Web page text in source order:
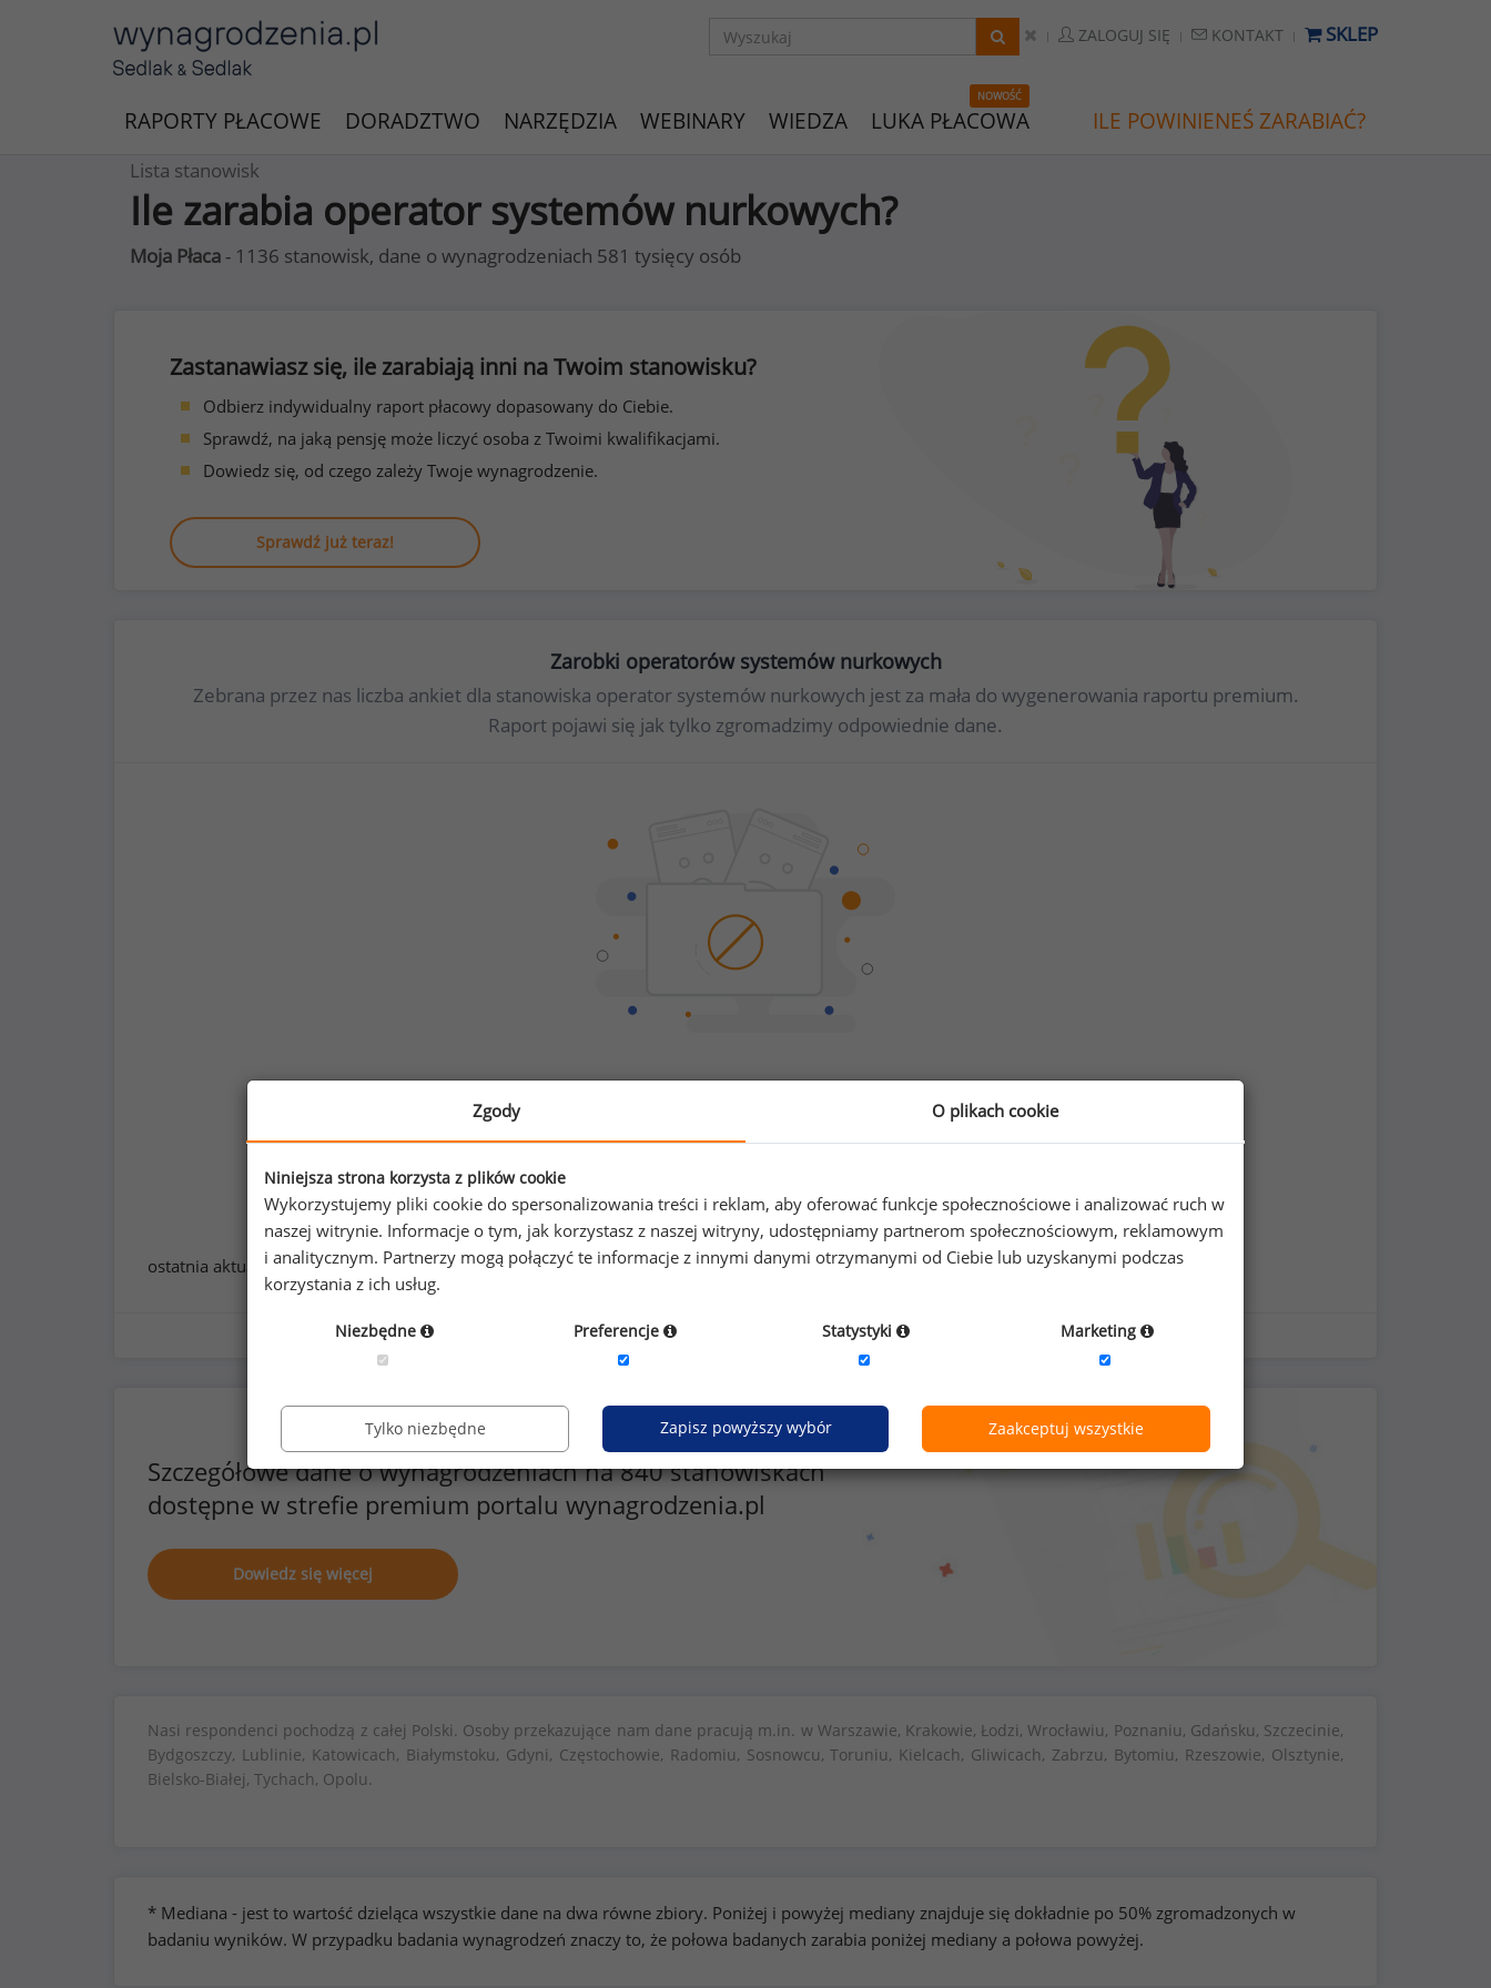
ZALOGUJ SIĘ KONTAKT SKLEP
RAPORTY PŁACOWE DORADZTWO NARZĘDZIA WEBINARY WIEDZA
NOWOŚĆ
LUKA PŁACOWA ILE POWINIENEŚ ZARABIAĆ?
Lista stanowisk
Ile zarabia operator systemów nurkowych?
Moja Płaca - 1136 stanowisk, dane o wynagrodzeniach 581 tysięcy osób
Zastanawiasz się, ile zarabiają inni na Twoim stanowisku?
Odbierz indywidualny raport płacowy dopasowany do Ciebie.
Sprawdź, na jaką pensję może liczyć osoba z Twoimi kwalifikacjami.
Dowiedz się, od czego zależy Twoje wynagrodzenie.
Sprawdź już teraz!
Zarobki operatorów systemów nurkowych
Zebrana przez nas liczba ankiet dla stanowiska operator systemów nurkowych jest za mała do wygenerowania raportu premium.
Raport pojawi się jak tylko zgromadzimy odpowiednie dane.
Sprawdź ile powinieneś zarabiać
ostatnia aktualizacja:styczeń 2026
Szczegółowe dane o wynagrodzeniach na 840 stanowiskach
dostępne w strefie premium portalu wynagrodzenia.pl
Dowiedz się więcej
Nasi respondenci pochodzą z całej Polski. Osoby przekazujące nam dane pracują m.in. w Warszawie, Krakowie, Łodzi, Wrocławiu, Poznaniu, Gdańsku, Szczecinie,
Bydgoszczy, Lublinie, Katowicach, Białymstoku, Gdyni, Częstochowie, Radomiu, Sosnowcu, Toruniu, Kielcach, Gliwicach, Zabrzu, Bytomiu, Rzeszowie, Olsztynie,
Bielsko-Białej, Tychach, Opolu.
* Mediana - jest to wartość dzieląca wszystkie dane na dwa równe zbiory. Poniżej i powyżej mediany znajduje się dokładnie po 50% zgromadzonych w
badaniu wyników. W przypadku badania wynagrodzeń znaczy to, że połowa badanych zarabia poniżej mediany a połowa powyżej.
Zgody O plikach cookie
Niniejsza strona korzysta z plików cookie
Wykorzystujemy pliki cookie do spersonalizowania treści i reklam, aby oferować funkcje społecznościowe i analizować ruch w
naszej witrynie. Informacje o tym, jak korzystasz z naszej witryny, udostępniamy partnerom społecznościowym, reklamowym
i analitycznym. Partnerzy mogą połączyć te informacje z innymi danymi otrzymanymi od Ciebie lub uzyskanymi podczas
korzystania z ich usług.
Niezbędne Preferencje Statystyki Marketing
Tylko niezbędne Zapisz powyższy wybór Zaakceptuj wszystkie